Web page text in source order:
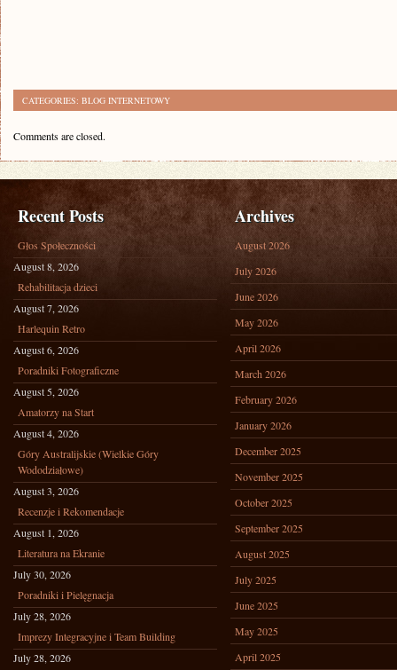
CATEGORIES: BLOG INTERNETOWY
Comments are closed.
Recent Posts
Głos Społeczności
August 8, 2026
Rehabilitacja dzieci
August 7, 2026
Harlequin Retro
August 6, 2026
Poradniki Fotograficzne
August 5, 2026
Amatorzy na Start
August 4, 2026
Góry Australijskie (Wielkie Góry
Wododziałowe)
August 3, 2026
Recenzje i Rekomendacje
August 1, 2026
Literatura na Ekranie
July 30, 2026
Poradniki i Pielęgnacja
July 28, 2026
Imprezy Integracyjne i Team Building
July 28, 2026
Archives
August 2026
July 2026
June 2026
May 2026
April 2026
March 2026
February 2026
January 2026
December 2025
November 2025
October 2025
September 2025
August 2025
July 2025
June 2025
May 2025
April 2025